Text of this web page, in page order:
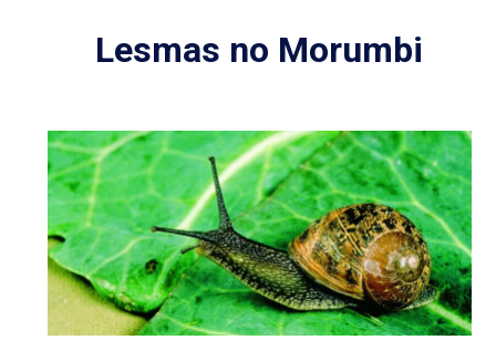
Lesmas no Morumbi